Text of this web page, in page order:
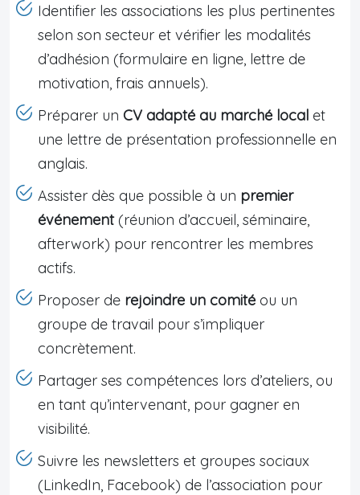
Identifier les associations les plus pertinentes
selon son secteur et vérifier les modalités
d’adhésion (formulaire en ligne, lettre de
motivation, frais annuels).
Préparer un CV adapté au marché local et
une lettre de présentation professionnelle en
anglais.
Assister dès que possible à un premier
événement(réunion d’accueil, séminaire,
afterwork) pour rencontrer les membres
actifs.
Proposer de rejoindre un comité ou un
groupe de travail pour s’impliquer
concrètement.
Partager ses compétences lors d’ateliers, ou
en tant qu’intervenant, pour gagner en
visibilité.
Suivre les newsletters et groupes sociaux
(LinkedIn, Facebook) de l’association pour